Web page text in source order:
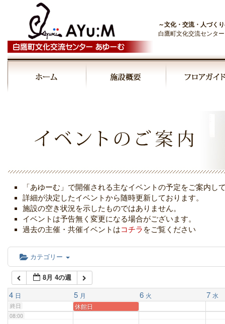
～文化・交流・人づく
白鷹町文化交流センタ
「あゆーむ」で開催される主なイベントの予定をご案内し
詳細が決定したイベントから随時更新しております。
施設の空き状況を示したものではありません。
イベントは予告無く変更になる場合がございます。
過去の主催・共催イベントはコチラ をご覧ください
カテゴリー
8月 4の週
4 日 5 月 6 火 7 水
終日 休館日
04:00
06:00
07:00
08:00